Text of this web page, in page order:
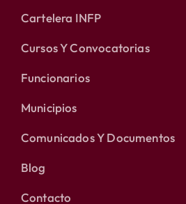
Cartelera INFP
Cursos Y Convocatorias
Funcionarios
Municipios
Comunicados Y Documentos
Blog
Contacto